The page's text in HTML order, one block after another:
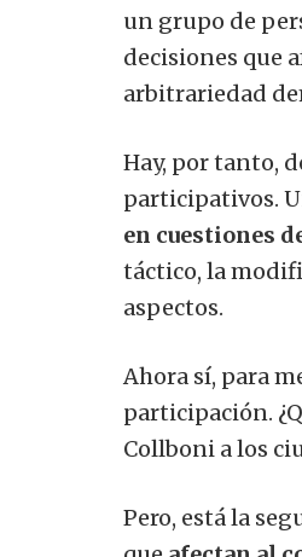
un grupo de
decisiones que
arbitrariedad
Hay, por tanto,
participativos.
en cuestiones
táctico, la
aspectos.
Ahora sí, para
participación.
Collboni a los
Pero, está la